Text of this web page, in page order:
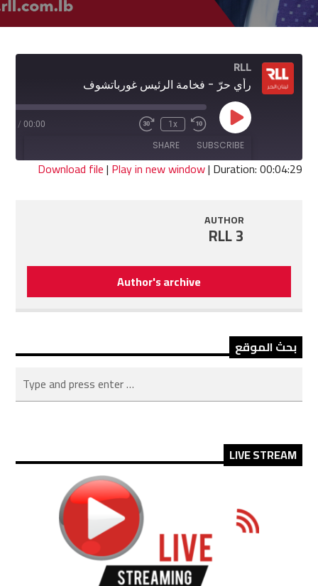
RLL
رأي حرّ - فخامة الرئيس غورباتشوف
Play
Episode
Rewind
10
Seconds
1x
Fast
seconds
00:00
/
SUBSCRIBE
SHARE
Download file| Play in new window| Duration: 00:04:29
AUTHOR
RLL 3
Author's archive
بحث الموقع
LIVE STREAM